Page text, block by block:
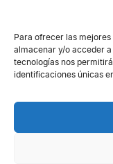
Para ofrecer las
almacenar y/o acceder
tecnologías nos
identificaciones únicas